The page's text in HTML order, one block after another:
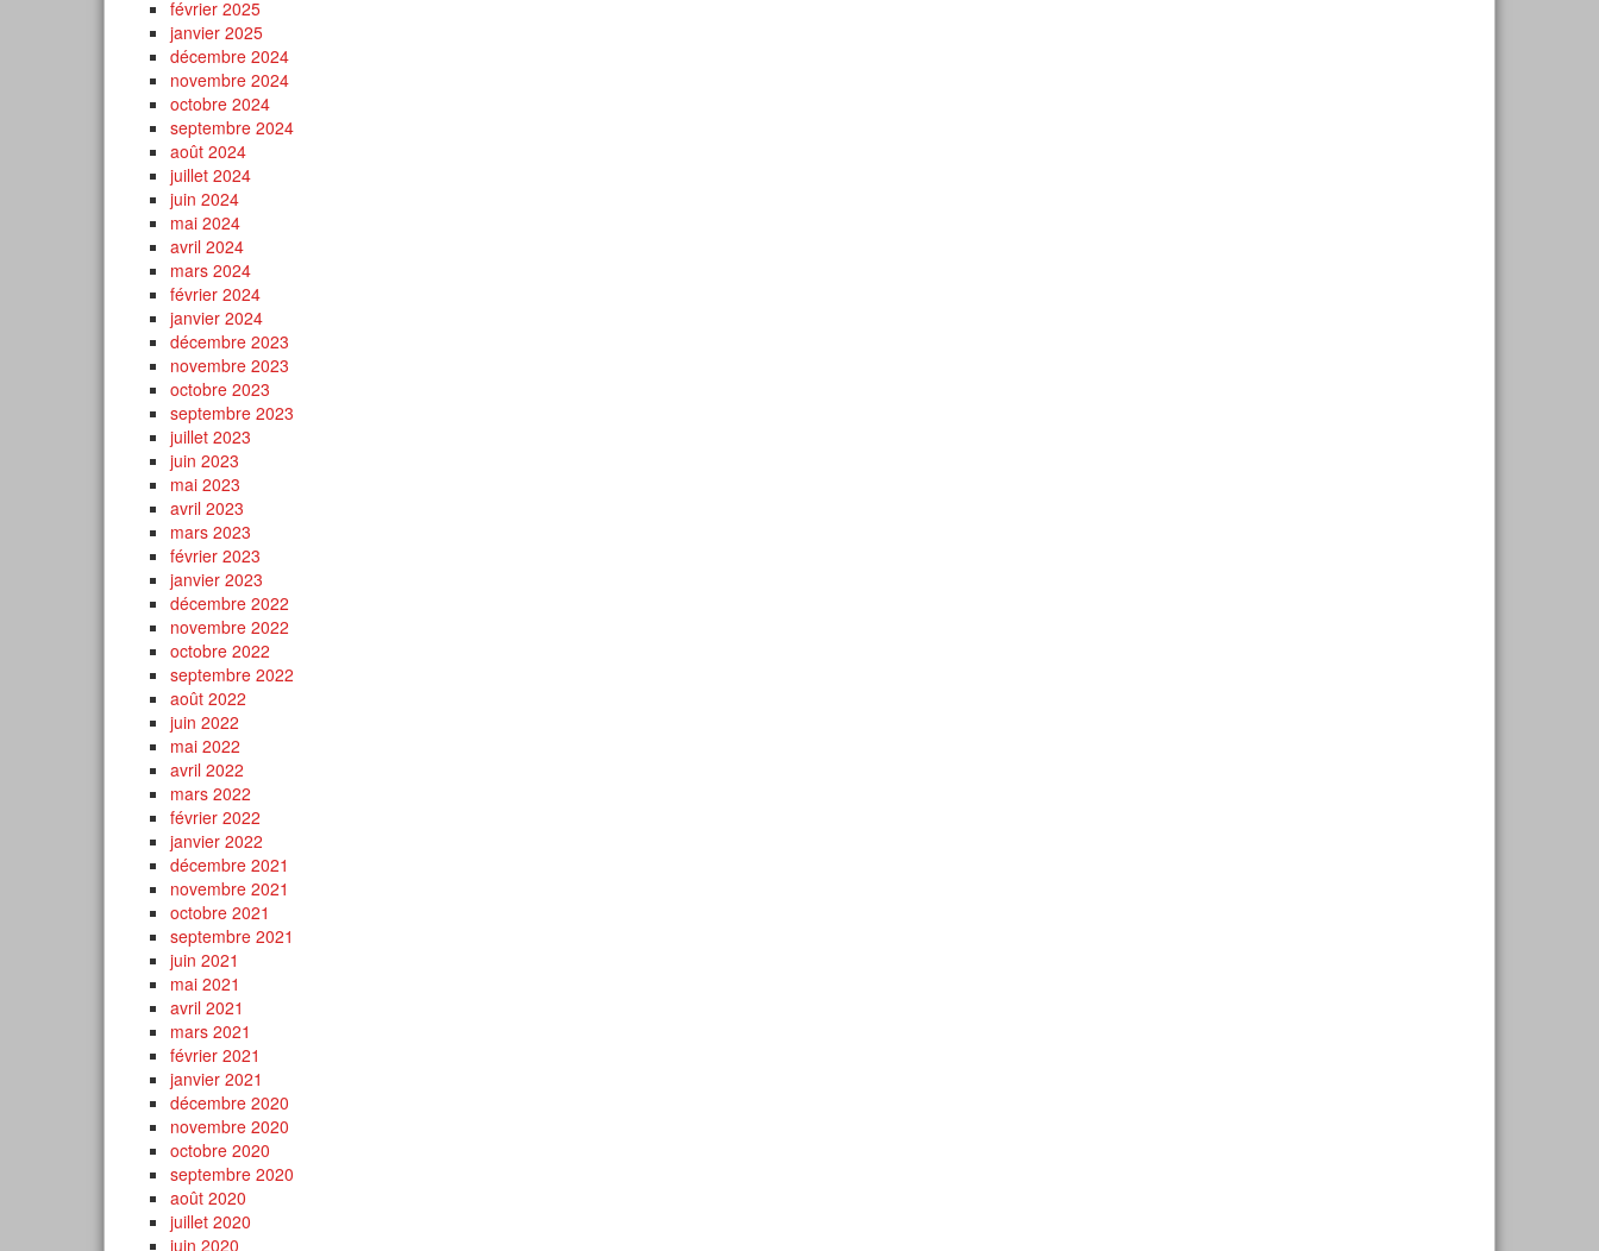
février 2025
janvier 2025
décembre 2024
novembre 2024
octobre 2024
septembre 2024
août 2024
juillet 2024
juin 2024
mai 2024
avril 2024
mars 2024
février 2024
janvier 2024
décembre 2023
novembre 2023
octobre 2023
septembre 2023
juillet 2023
juin 2023
mai 2023
avril 2023
mars 2023
février 2023
janvier 2023
décembre 2022
novembre 2022
octobre 2022
septembre 2022
août 2022
juin 2022
mai 2022
avril 2022
mars 2022
février 2022
janvier 2022
décembre 2021
novembre 2021
octobre 2021
septembre 2021
juin 2021
mai 2021
avril 2021
mars 2021
février 2021
janvier 2021
décembre 2020
novembre 2020
octobre 2020
septembre 2020
août 2020
juillet 2020
juin 2020